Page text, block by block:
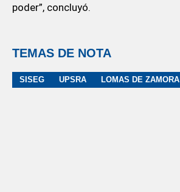
poder”, concluyó.
TEMAS DE NOTA
SISEG UPSRA LOMAS DE ZAMORA